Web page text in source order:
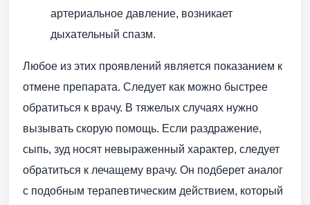
артериальное давление, возникает
дыхательный спазм.
Любое из этих проявлений является показанием к
отмене препарата. Следует как можно быстрее
обратиться к врачу. В тяжелых случаях нужно
вызывать скорую помощь. Если раздражение,
сыпь, зуд носят невыраженный характер, следует
обратиться к лечащему врачу. Он подберет аналог
с подобным терапевтическим действием, который